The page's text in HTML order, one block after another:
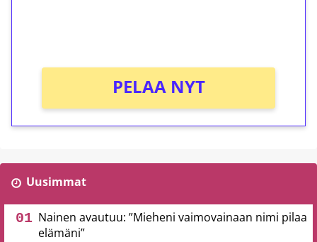
PELAA NYT
Uusimmat
Nainen avautuu: ”Mieheni vaimovainaan nimi pilaa
elämäni”